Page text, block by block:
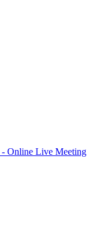
- Online Live Meeting